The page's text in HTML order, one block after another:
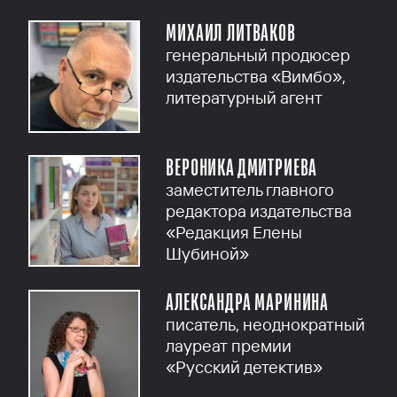
МИХАИЛ ЛИТВАКОВ
генеральный продюсер
издательства «Вимбо»,
литературный агент
ВЕРОНИКА ДМИТРИЕВА
заместитель главного
редактора издательства
«Редакция Елены
Шубиной»
АЛЕКСАНДРА МАРИНИНА
писатель, неоднократный
лауреат премии
«Русский детектив»